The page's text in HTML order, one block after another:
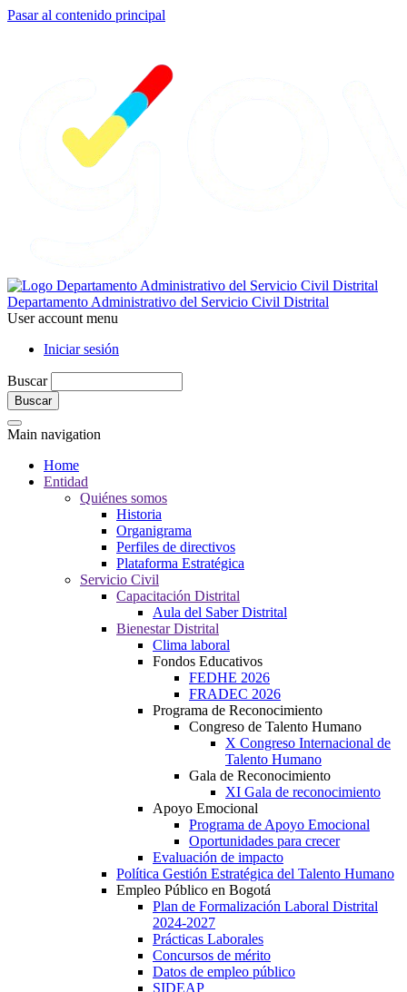
Pasar al contenido principal
Departamento Administrativo del Servicio Civil Distrital
User account menu
Iniciar sesión
Buscar
Main navigation
Home
Entidad
Quiénes somos
Historia
Organigrama
Perfiles de directivos
Plataforma Estratégica
Servicio Civil
Capacitación Distrital
Aula del Saber Distrital
Bienestar Distrital
Clima laboral
Fondos Educativos
FEDHE 2026
FRADEC 2026
Programa de Reconocimiento
Congreso de Talento Humano
X Congreso Internacional de
Talento Humano
Gala de Reconocimiento
XI Gala de reconocimiento
Apoyo Emocional
Programa de Apoyo Emocional
Oportunidades para crecer
Evaluación de impacto
Política Gestión Estratégica del Talento Humano
Empleo Público en Bogotá
Plan de Formalización Laboral Distrital
2024-2027
Prácticas Laborales
Concursos de mérito
Datos de empleo público
SIDEAP